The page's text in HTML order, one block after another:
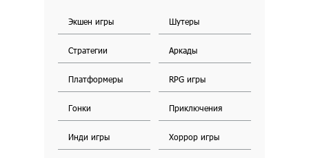
Экшен игры Шутеры
Стратегии Аркады
Платформеры RPG игры
Гонки Приключения
Инди игры Хоррор игры